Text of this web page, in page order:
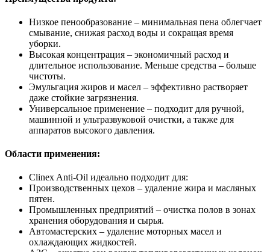
Низкое пенообразование – минимальная пена облегчает
смывание, снижая расход воды и сокращая время
уборки.
Высокая концентрация – экономичный расход и
длительное использование. Меньше средства – больше
чистоты.
Эмульгация жиров и масел – эффективно растворяет
даже стойкие загрязнения.
Универсальное применение – подходит для ручной,
машинной и ультразвуковой очистки, а также для
аппаратов высокого давления.
Области применения:
Clinex Anti-Oil идеально подходит для:
Производственных цехов – удаление жира и масляных
пятен.
Промышленных предприятий – очистка полов в зонах
хранения оборудования и сырья.
Автомастерских – удаление моторных масел и
охлаждающих жидкостей.